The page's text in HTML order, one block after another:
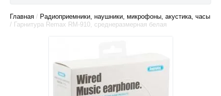
Главная / Радиоприемники, наушники, микрофоны, акустика, часы
/ Гарнитура Remax RM-910, среднеразмерная белая